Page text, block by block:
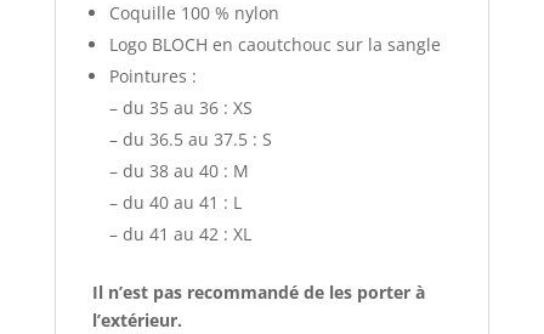
Coquille 100 % nylon
Logo BLOCH en caoutchouc sur la sangle
Pointures :
– du 35 au 36 : XS
– du 36.5 au 37.5 : S
– du 38 au 40 : M
– du 40 au 41 : L
– du 41 au 42 : XL
Il n’est pas recommandé de les porter à
l’extérieur.